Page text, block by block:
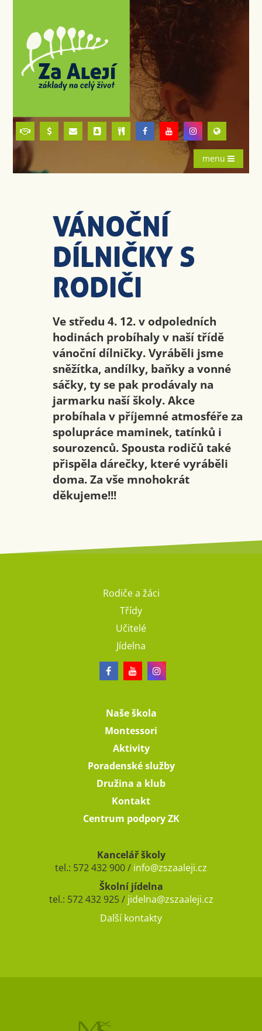
menu
VÁNOČNÍ
DÍLNIČKY S
RODIČI
Ve středu 4. 12. v odpoledních
hodinách probíhaly v naší třídě
vánoční dílničky. Vyráběli jsme
sněžítka, andílky, baňky a vonné
sáčky, ty se pak prodávaly na
jarmarku naší školy. Akce
probíhala v příjemné atmosféře za
spolupráce maminek, tatínků i
sourozenců. Spousta rodičů také
přispěla dárečky, které vyráběli
doma. Za vše mnohokrát
děkujeme!!!
Rodiče a žáci
Třídy
Učitelé
Jídelna
Naše škola
Montessori
Aktivity
Poradenské služby
Družina a klub
Kontakt
Centrum podpory ZK
Kancelář školy
tel.: 572 432 900 / info@zszaaleji.cz
Školní jídelna
tel.: 572 432 925 / jidelna@zszaaleji.cz
Další kontakty